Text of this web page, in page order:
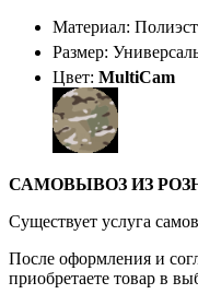
Материал:
Размер:
Цвет: MultiCam
САМОВЫВОЗ ИЗ
Существует услуга
После оформления и
приобретаете товар в